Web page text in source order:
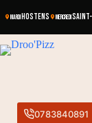
MARDIHOSTENS MERCREDI
0783840891